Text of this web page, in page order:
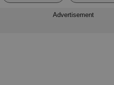
Advertisement